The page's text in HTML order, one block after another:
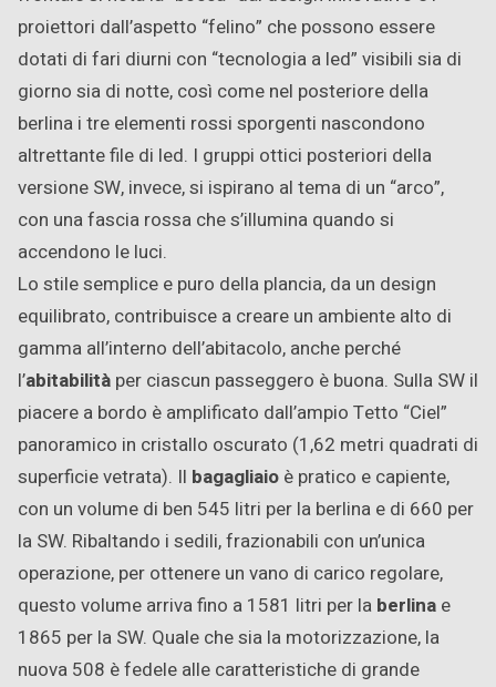
proiettori dall’aspetto “felino” che possono essere
dotati di fari diurni con “tecnologia a led” visibili sia di
giorno sia di notte, così come nel posteriore della
berlina i tre elementi rossi sporgenti nascondono
altrettante file di led. I gruppi ottici posteriori della
versione SW, invece, si ispirano al tema di un “arco”,
con una fascia rossa che s’illumina quando si
accendono le luci.
Lo stile semplice e puro della plancia, da un design
equilibrato, contribuisce a creare un ambiente alto di
gamma all’interno dell’abitacolo, anche perché
l’abitabilità per ciascun passeggero è buona. Sulla SW il
piacere a bordo è amplificato dall’ampio Tetto “Ciel”
panoramico in cristallo oscurato (1,62 metri quadrati di
superficie vetrata). Il bagagliaio è pratico e capiente,
con un volume di ben 545 litri per la berlina e di 660 per
la SW. Ribaltando i sedili, frazionabili con un’unica
operazione, per ottenere un vano di carico regolare,
questo volume arriva fino a 1581 litri per la berlina e
1865 per la SW. Quale che sia la motorizzazione, la
nuova 508 è fedele alle caratteristiche di grande